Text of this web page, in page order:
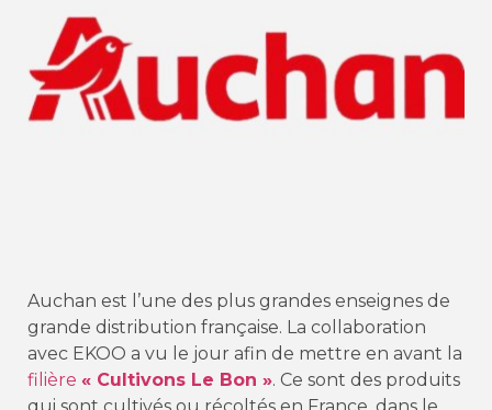
Auchan est l’une des plus grandes enseignes de
grande distribution française. La collaboration
avec EKOO a vu le jour afin de mettre en avant la
filière « Cultivons Le Bon ». Ce sont des produits
qui sont cultivés ou récoltés en France, dans le